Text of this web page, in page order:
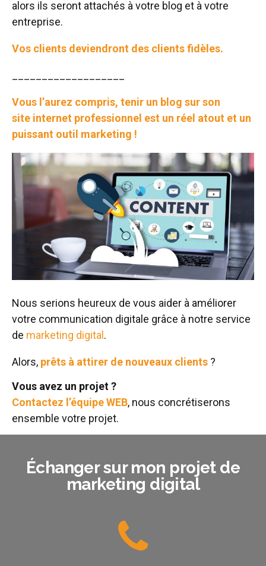
alors ils seront attachés à votre blog et à votre
entreprise.
Vos clients deviendront des clients fidèles.
Vous l’aurez compris, tenir un blog sur son
site internet professionnel est un réel atout et un
puissant outil marketing !
Nous serions heureux de vous aider à améliorer
votre communication digitale grâce à notre service
de marketing digital .
Alors, prêts à attirer de nouveaux clients ?
Vous avez un projet ?
Contactez l’équipe WEB, nous concrétiserons
ensemble votre projet.
Échanger sur mon projet de
marketing digital